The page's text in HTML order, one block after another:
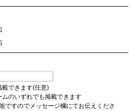
できます(任意)
のいずれでも掲載できます
ですのでメッセージ欄にてお伝えくださ